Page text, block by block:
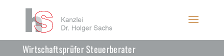
Wirtschaftsprüfer Steuerberater